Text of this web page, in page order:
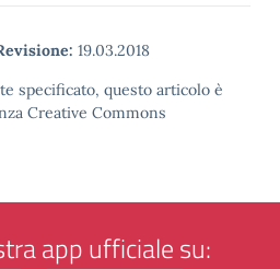
19.03.2018
specificato, questo articolo è
Creative Commons
app ufficiale su: